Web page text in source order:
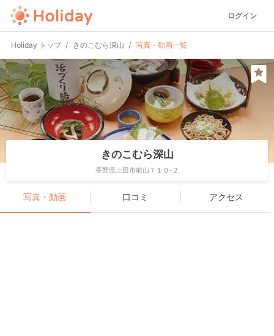
ログイン
Holiday トップ きのこむら深山 写真・動画一覧
きのこむら深山
長野県上田市前山７１０-２
写真・動画 口コミ アクセス